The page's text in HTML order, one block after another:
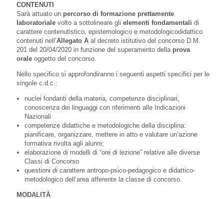
CONTENUTI
Sarà attuato un percorso di formazione prettamente
laboratoriale volto a sottolineare gli elementi fondamentali di
carattere contenutistico, epistemologico e metodologicodidattico
contenuti nell’Allegato A al decreto istitutivo del concorso D.M.
201 del 20/04/2020 in funzione del superamento della prova
orale oggetto del concorso.
Nello specifico si approfondiranno i seguenti aspetti specifici per le
singole c.d.c.:
nuclei fondanti della materia, competenze disciplinari,
conoscenza dei linguaggi con riferimenti alle Indicazioni
Nazionali
competenze didattiche e metodologiche della disciplina:
pianificare, organizzare, mettere in atto e valutare un’azione
formativa rivolta agli alunni;
elaborazione di modelli di “ore di lezione” relative alle diverse
Classi di Concorso
questioni di carattere antropo-psico-pedagogico e didattico-
metodologico dell’area afferente la classe di concorso.
MODALITÀ